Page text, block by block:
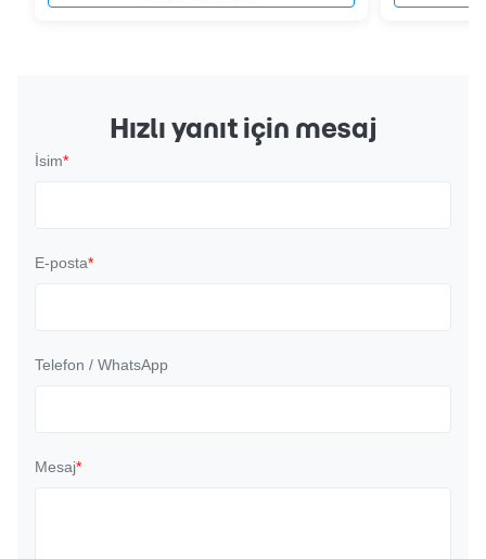
kenarların etrafındaki kabarık açık tabakayı
Havadaki
Hızlı yanıt için mesaj
İsim*
E-posta*
Telefon / WhatsApp
Mesaj*